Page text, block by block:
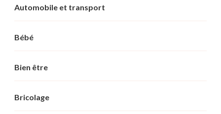
Automobile et transport
Bébé
Bien être
Bricolage